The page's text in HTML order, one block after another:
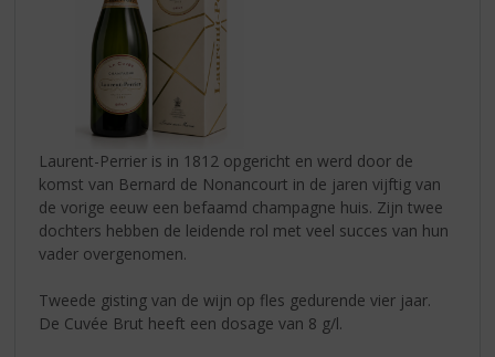
Laurent-Perrier is in 1812 opgericht en werd door de
komst van Bernard de Nonancourt in de jaren vijftig van
de vorige eeuw een befaamd champagne huis. Zijn twee
dochters hebben de leidende rol met veel succes van hun
vader overgenomen.
Tweede gisting van de wijn op fles gedurende vier jaar.
De Cuvée Brut heeft een dosage van 8 g/l.